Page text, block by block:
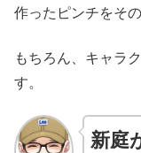
作ったピンチをそ
もちろん、キャラ
す。
新庭